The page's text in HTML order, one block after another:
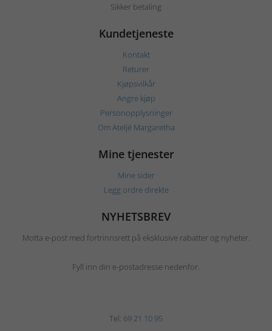
Sikker betaling
Kundetjeneste
Kontakt
Returer
Kjøpsvilkår
Angre kjøp
Personopplysninger
Om Ateljé Margaretha
Mine tjenester
Mine sider
Legg ordre direkte
NYHETSBREV
Motta e-post med fortrinnsrett på eksklusive rabatter og nyheter.
Fyll inn din e-postadresse nedenfor.
Tel: 69 21 10 95